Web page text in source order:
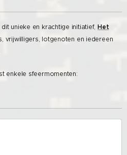
unieke en krachtige initiatief, Het
vrijwilligers, lotgenoten en iedereen
enkele sfeermomenten: